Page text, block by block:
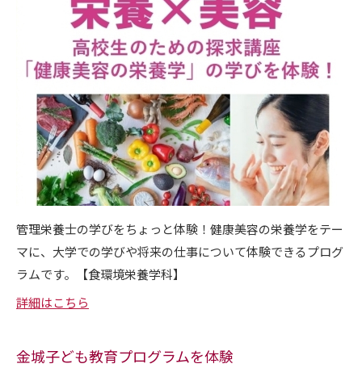
管理栄養士の学びをちょっと体験！健康美容の栄養学をテー
マに、大学での学びや将来の仕事について体験できるプログ
ラムです。【食環境栄養学科】
詳細はこちら
金城子ども教育プログラムを体験